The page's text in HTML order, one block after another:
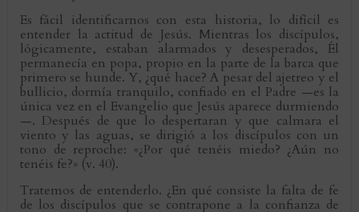
Es fácil identificarnos con esta historia, lo difícil es
entender la actitud de Jesús. Mientras los discípulos,
lógicamente, estaban alarmados y desesperados, Él
permanecía en popa, propio en la parte de la barca que
primero se hunde. Y, ¿qué hace? A pesar del ajetreo y el
bullicio, dormía tranquilo, confiado en el Padre —es la
única vez en el Evangelio que Jesús aparece durmiendo
—. Después de que lo despertaran y que calmara el
viento y las aguas, se dirigió a los discípulos con un
tono de reproche: «¿Por qué tenéis miedo? ¿Aún no
tenéis fe?» (v. 40).
Tratemos de entenderlo. ¿En qué consiste la falta de fe
de los discípulos que se contrapone a la confianza de